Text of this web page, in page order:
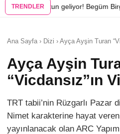
TRENDLER
Begüm Birgören “Mehmed
Ana Sayfa › Dizi › Ayça Ayşin Turan
Ayça Ayşin
“Vicdansız”ın
TRT tabii’nin Rüzgarlı Pazar
Nimet karakterine hayat
yayınlanacak olan ARC